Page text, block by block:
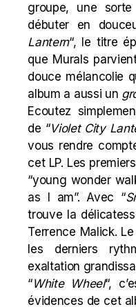
groupe, une sorte
débuter en
Lantern“, le titre
que Murals
douce mélancolie
album a aussi un
Ecoutez
de “Violet City
vous rendre
cet LP. Les
“young wonder
as I am”. Avec “
trouve la
Terrence Malick.
les derniers
exaltation
“White Wheel“,
évidences de cet